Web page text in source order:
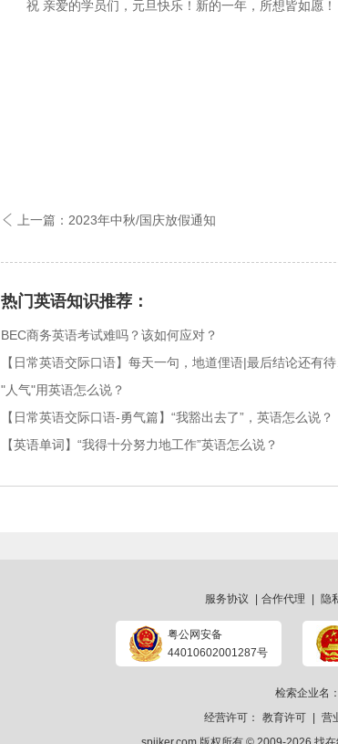
祝 亲爱的学员们，元旦快乐！新的一年，所想皆如愿！
 上一篇：2023年中秋/国庆放假通知
热门英语知识推荐：
BEC商务英语考试难吗？该如何应对？
"人气"用英语怎么说？
【日常英语交际口语-勇气篇】“我豁出去了”，英语怎么说？
【英语单词】“我得十分努力地工作”英语怎么说？
服务协议 合作代理 隐
粤公网安备
44010602001287号
检索企业名
经营许可：
教育许可 营